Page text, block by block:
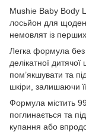
Mushie Baby Body
лосьйон для
немовлят із перших
Легка формула
делікатної
пом’якшувати та
шкіри, залишаючи
Формула містить
поглинається та
купання або